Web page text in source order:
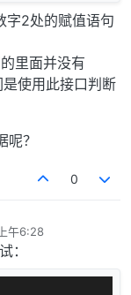
字2处的赋值语句
里面并没有
是使用此接口判断
？
0
午6:28
：